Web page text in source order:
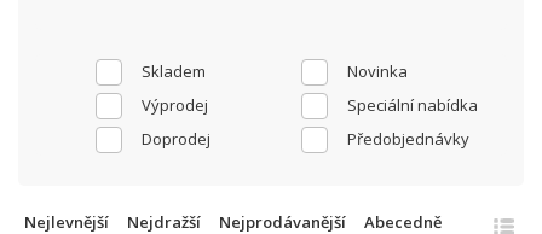
Skladem
Novinka
Výprodej
Speciální nabídka
Doprodej
Předobjednávky
Nejlevnější Nejdražší Nejprodávanější Abecedně